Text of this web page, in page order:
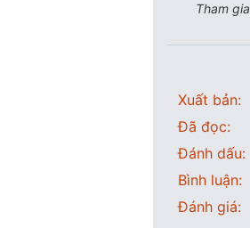
Tham gia
Xuất bản:
Đã đọc:
Đánh dấu:
Bình luận:
Đánh giá: